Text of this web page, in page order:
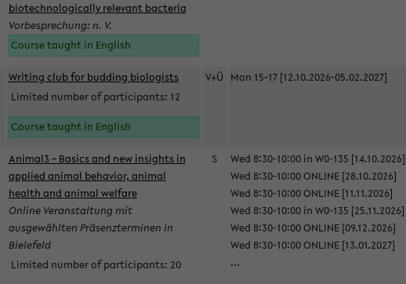
biotechnologically relevant bacteria
Vorbesprechung: n. V.
Course taught in English
Writing club for budding biologists
Limited number of participants: 12
Course taught in English
V+Ü Mon 15-17 [12.10.2026-05.02.2027]
Animal3 – Basics and new insights in
applied animal behavior, animal
health and animal welfare
Online Veranstaltung mit
ausgewählten Präsenzterminen in
Bielefeld
Limited number of participants: 20
S
Wed 8:30-10:00 in W0-135 [14.10.2026]
Wed 8:30-10:00 ONLINE [28.10.2026]
Wed 8:30-10:00 ONLINE [11.11.2026]
Wed 8:30-10:00 in W0-135 [25.11.2026]
Wed 8:30-10:00 ONLINE [09.12.2026]
Wed 8:30-10:00 ONLINE [13.01.2027]
...